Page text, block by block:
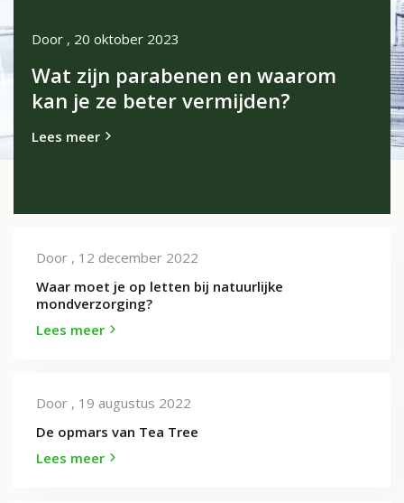
Door , 20 oktober 2023
Wat zijn parabenen en waarom
kan je ze beter vermijden?
Lees meer
Door , 12 december 2022
Waar moet je op letten bij natuurlijke
mondverzorging?
Lees meer
Door , 19 augustus 2022
De opmars van Tea Tree
Lees meer